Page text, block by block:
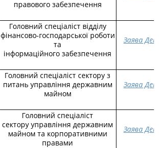
правового забезпечення
Головний спеціаліст відділу
фінансово-господарської роботи
та
інформаційного забезпечення
Заява
Головний спеціаліст сектору з
питань управління державним
майном
Заява
Головний спеціаліст
сектору управління державним
майном та корпоративними
правами
Заява